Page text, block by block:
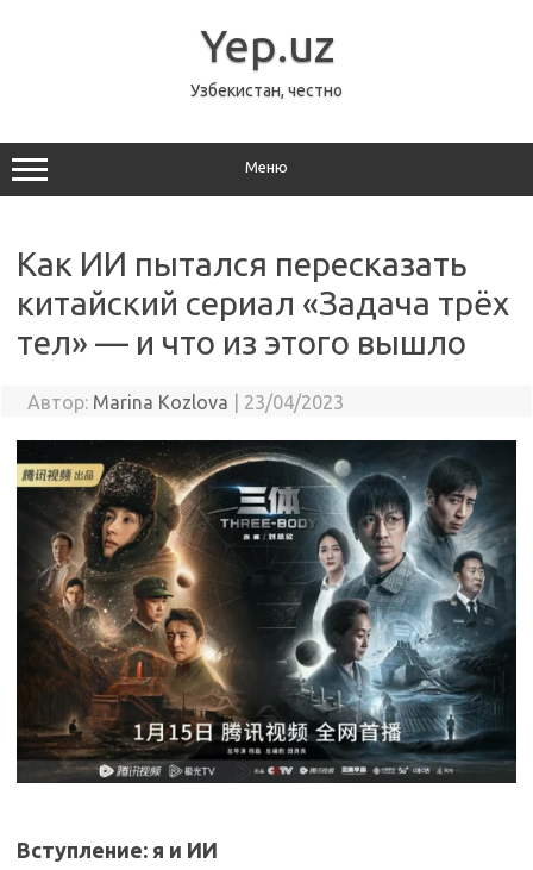
Yep.uz
Узбекистан, честно
Меню
Как ИИ пытался пересказать
китайский сериал «Задача трёх
тел» — и что из этого вышло
Автор: Marina Kozlova 23/04/2023
Вступление: я и ИИ